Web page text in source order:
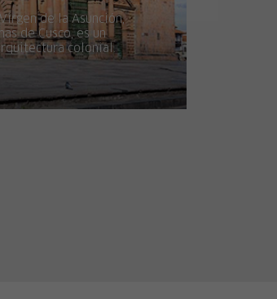
de la Asunción,
de Cusco, es un
colonial.